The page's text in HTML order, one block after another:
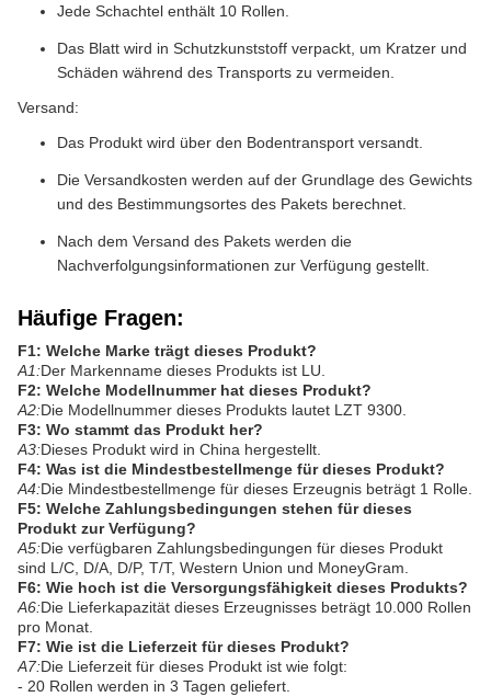
Jede Schachtel enthält 10 Rollen.
Das Blatt wird in Schutzkunststoff verpackt, um Kratzer und
Schäden während des Transports zu vermeiden.
Versand:
Das Produkt wird über den Bodentransport versandt.
Die Versandkosten werden auf der Grundlage des Gewichts
und des Bestimmungsortes des Pakets berechnet.
Nach dem Versand des Pakets werden die
Nachverfolgungsinformationen zur Verfügung gestellt.
Häufige Fragen:
F1: Welche Marke trägt dieses Produkt?
A1:Der Markenname dieses Produkts ist LU.
F2: Welche Modellnummer hat dieses Produkt?
A2:Die Modellnummer dieses Produkts lautet LZT 9300.
F3: Wo stammt das Produkt her?
A3:Dieses Produkt wird in China hergestellt.
F4: Was ist die Mindestbestellmenge für dieses Produkt?
A4:Die Mindestbestellmenge für dieses Erzeugnis beträgt 1 Rolle.
F5: Welche Zahlungsbedingungen stehen für dieses
Produkt zur Verfügung?
A5:Die verfügbaren Zahlungsbedingungen für dieses Produkt
sind L/C, D/A, D/P, T/T, Western Union und MoneyGram.
F6: Wie hoch ist die Versorgungsfähigkeit dieses Produkts?
A6:Die Lieferkapazität dieses Erzeugnisses beträgt 10.000 Rollen
pro Monat.
F7: Wie ist die Lieferzeit für dieses Produkt?
A7:Die Lieferzeit für dieses Produkt ist wie folgt:
- 20 Rollen werden in 3 Tagen geliefert.